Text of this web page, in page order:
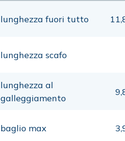
lunghezza fuori tutto
lunghezza scafo
lunghezza al
galleggiamento
baglio max